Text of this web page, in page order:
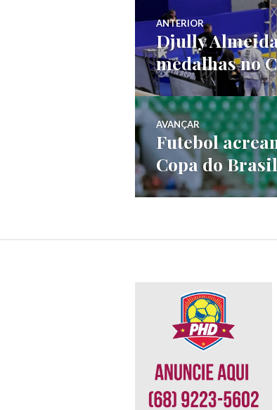
ANTERIOR
Djully
medalhas no
AVANÇAR
Futebol
Copa do Brasil